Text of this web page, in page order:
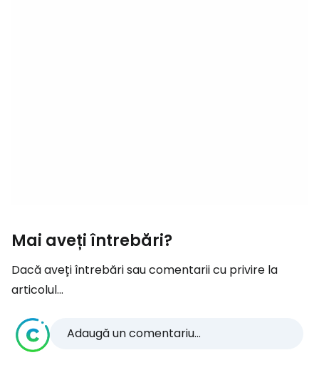
Mai aveți întrebări?
Dacă aveți întrebări sau comentarii cu privire la
articolul...
Adaugă un comentariu...